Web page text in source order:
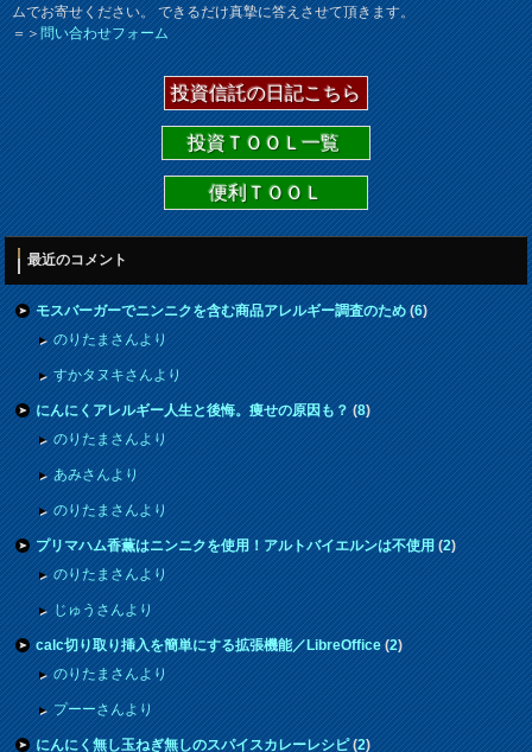
ムでお寄せください。 できるだけ真摯に答えさせて頂きます。
＝＞問い合わせフォーム
投資信託の日記こちら
投資ＴＯＯＬ一覧
便利ＴＯＯＬ
最近のコメント
モスバーガーでニンニクを含む商品アレルギー調査のため(6)
のりたまさんより
すかタヌキさんより
にんにくアレルギー人生と後悔。痩せの原因も？(8)
のりたまさんより
あみさんより
のりたまさんより
プリマハム香薫はニンニクを使用！アルトバイエルンは不使用(2)
のりたまさんより
じゅうさんより
calc切り取り挿入を簡単にする拡張機能／LibreOffice(2)
のりたまさんより
プーーさんより
にんにく無し玉ねぎ無しのスパイスカレーレシピ(2)